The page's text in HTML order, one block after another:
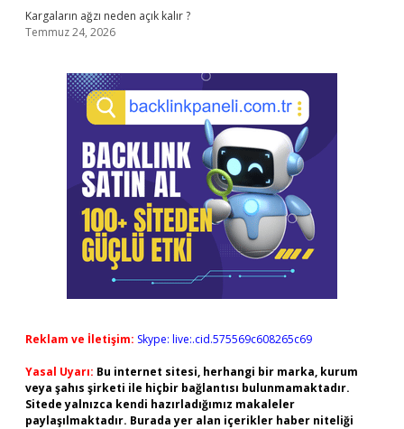
Kargaların ağzı neden açık kalır ?
Temmuz 24, 2026
Reklam ve İletişim: Skype: live:.cid.575569c608265c69
Yasal Uyarı: Bu internet sitesi, herhangi bir marka, kurum
veya şahıs şirketi ile hiçbir bağlantısı bulunmamaktadır.
Sitede yalnızca kendi hazırladığımız makaleler
paylaşılmaktadır. Burada yer alan içerikler haber niteliği